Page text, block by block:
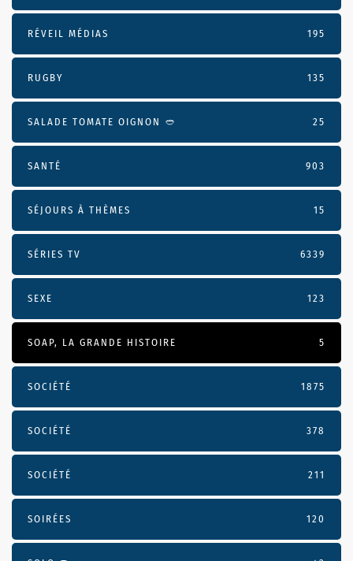
RÉVEIL MÉDIAS 195
RUGBY 135
SALADE TOMATE OIGNON 🥙 25
SANTÉ 903
SÉJOURS À THÈMES 15
SÉRIES TV 6339
SEXE 123
SOAP, LA GRANDE HISTOIRE 5
SOCIÉTÉ 1875
SOCIÉTÉ 378
SOCIÉTÉ 211
SOIRÉES 120